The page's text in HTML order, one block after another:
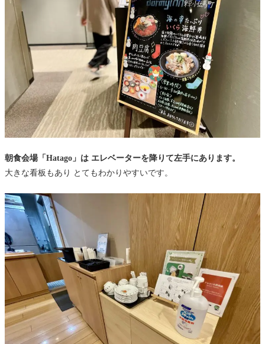
朝食会場「Hatago」は エレベーターを降りて左手にあります。
大きな看板もあり とてもわかりやすいです。